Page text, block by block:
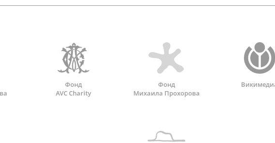
Фонд
AVC Charity
Фонд
Михаила Прохорова